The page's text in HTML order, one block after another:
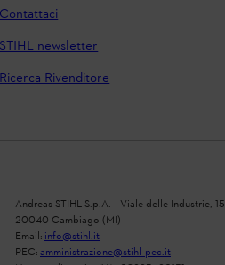
Contattaci
STIHL newsletter
Ricerca Rivenditore
Andreas STIHL S.p.A. - Viale delle Industrie, 15
20040 Cambiago (MI)
Email: info@stihl.it
PEC:amministrazione@stihl-pec.it